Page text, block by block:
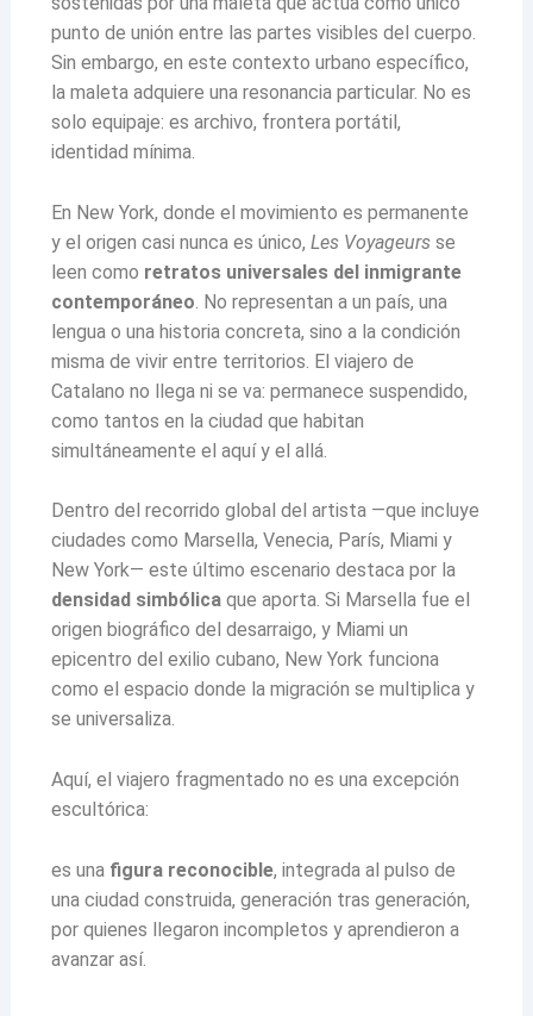
punto de unión entre las partes visibles del cuerpo.
Sin embargo, en este contexto urbano específico,
la maleta adquiere una resonancia particular. No es
solo equipaje: es archivo, frontera portátil,
identidad mínima.
En New York, donde el movimiento es permanente
y el origen casi nunca es único, Les Voyageursse
leen como retratos universales del inmigrante
contemporáneo. No representan a un país, una
lengua o una historia concreta, sino a la condición
misma de vivir entre territorios. El viajero de
Catalano no llega ni se va: permanece suspendido,
como tantos en la ciudad que habitan
simultáneamente el aquí y el allá.
Dentro del recorrido global del artista —que incluye
ciudades como Marsella, Venecia, París, Miami y
New York— este último escenario destaca por la
densidad simbólicaque aporta. Si Marsella fue el
origen biográfico del desarraigo, y Miami un
epicentro del exilio cubano, New York funciona
como el espacio donde la migración se multiplica y
se universaliza.
Aquí, el viajero fragmentado no es una excepción
escultórica:
es una figura reconocible, integrada al pulso de
una ciudad construida, generación tras generación,
por quienes llegaron incompletos y aprendieron a
avanzar así.